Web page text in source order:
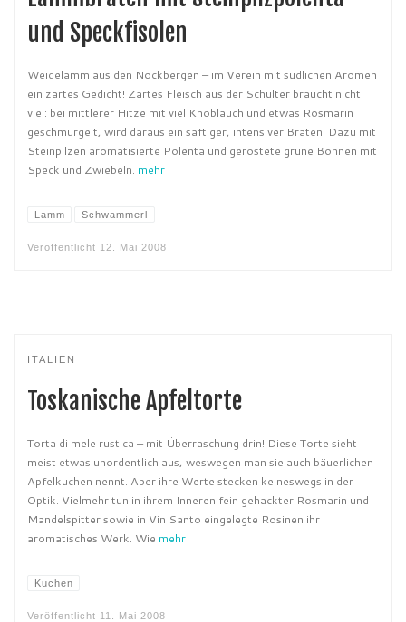
und Speckfisolen
Weidelamm aus den Nockbergen – im Verein mit südlichen Aromen
ein zartes Gedicht! Zartes Fleisch aus der Schulter braucht nicht
viel: bei mittlerer Hitze mit viel Knoblauch und etwas Rosmarin
geschmurgelt, wird daraus ein saftiger, intensiver Braten. Dazu mit
Steinpilzen aromatisierte Polenta und geröstete grüne Bohnen mit
Speck und Zwiebeln. mehr
Lamm Schwammerl
Veröffentlicht 12. Mai 2008
ITALIEN
Toskanische Apfeltorte
Torta di mele rustica – mit Überraschung drin! Diese Torte sieht
meist etwas unordentlich aus, weswegen man sie auch bäuerlichen
Apfelkuchen nennt. Aber ihre Werte stecken keineswegs in der
Optik. Vielmehr tun in ihrem Inneren fein gehackter Rosmarin und
Mandelspitter sowie in Vin Santo eingelegte Rosinen ihr
aromatisches Werk. Wie mehr
Kuchen
Veröffentlicht 11. Mai 2008